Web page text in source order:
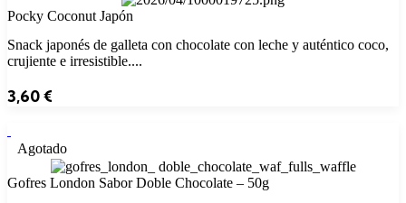
Pocky Coconut Japón
Snack japonés de galleta con chocolate con leche y auténtico coco,
crujiente e irresistible....
3,60€
Agotado
Gofres London Sabor Doble Chocolate – 50g